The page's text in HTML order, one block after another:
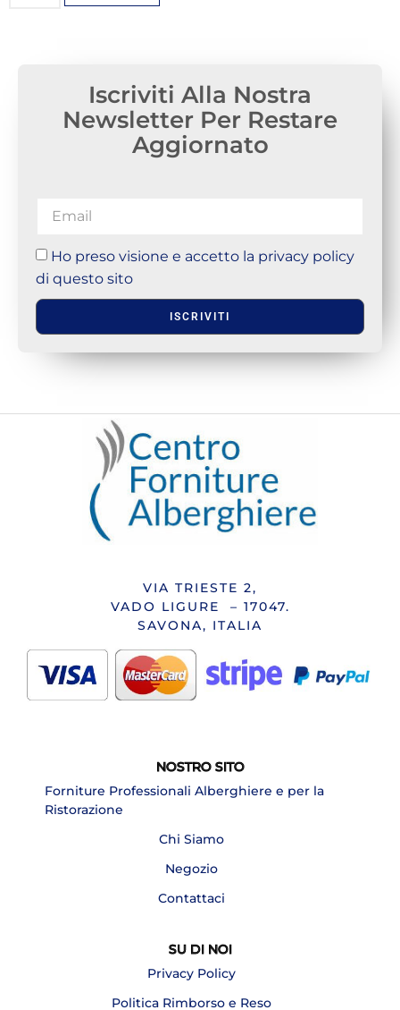
Iscriviti Alla Nostra
Newsletter Per Restare
Aggiornato
Ho preso visione e accetto la privacy policy
di questo sito
ISCRIVITI
VIA TRIESTE 2,
VADO LIGURE – 17047.
SAVONA, ITALIA
NOSTRO SITO
Forniture Professionali Alberghiere e per la
Ristorazione
Chi Siamo
Negozio
Contattaci
SU DI NOI
Privacy Policy
Politica Rimborso e Reso